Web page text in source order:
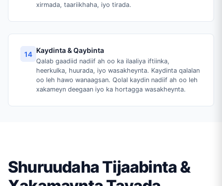
xirmada, taariikhaha, iyo tirada.
14 Kaydinta & Qaybinta
Qalab gaadiid nadiif ah oo ka ilaaliya iftiinka,
heerkulka, huurada, iyo wasakheynta. Kaydinta qalalan
oo leh hawo wanaagsan. Qolal kaydin nadiif ah oo leh
xakameyn deegaan iyo ka hortagga wasakheynta.
Shuruudaha Tijaabinta &